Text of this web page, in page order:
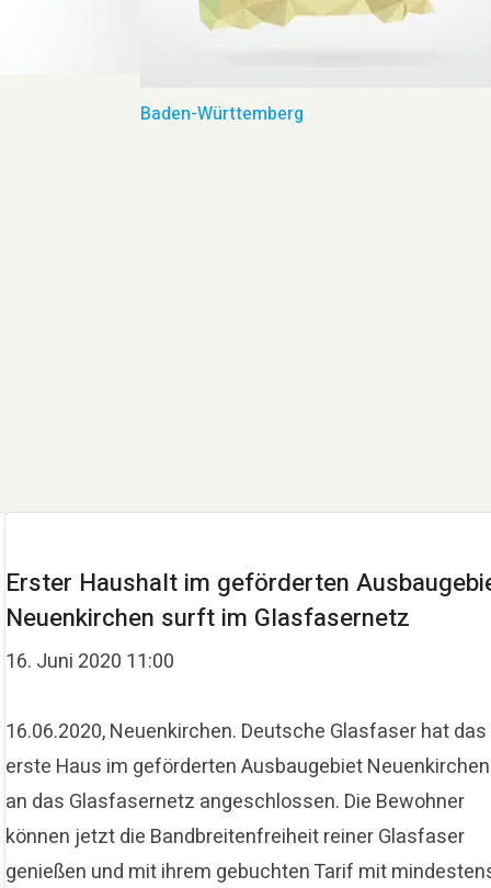
Baden-Württemberg
Erster Haushalt im geförderten
Neuenkirchen surft im Glasfasernetz
16. Juni 2020 11:00
16.06.2020, Neuenkirchen. Deutsche Glasfaser hat das
erste Haus im geförderten Ausbaugebiet Neuenkirchen
an das Glasfasernetz angeschlossen. Die Bewohner
können jetzt die Bandbreitenfreiheit reiner Glasfaser
genießen und mit ihrem gebuchten Tarif mit